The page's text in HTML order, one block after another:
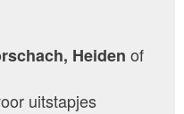
, Heiden of
uitstapjes